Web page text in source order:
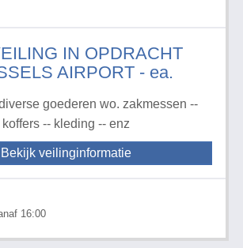
IN OPDRACHT
AIRPORT - ea.
goederen wo. zakmessen --
-- kleding -- enz
Bekijk veilinginformatie
16:00